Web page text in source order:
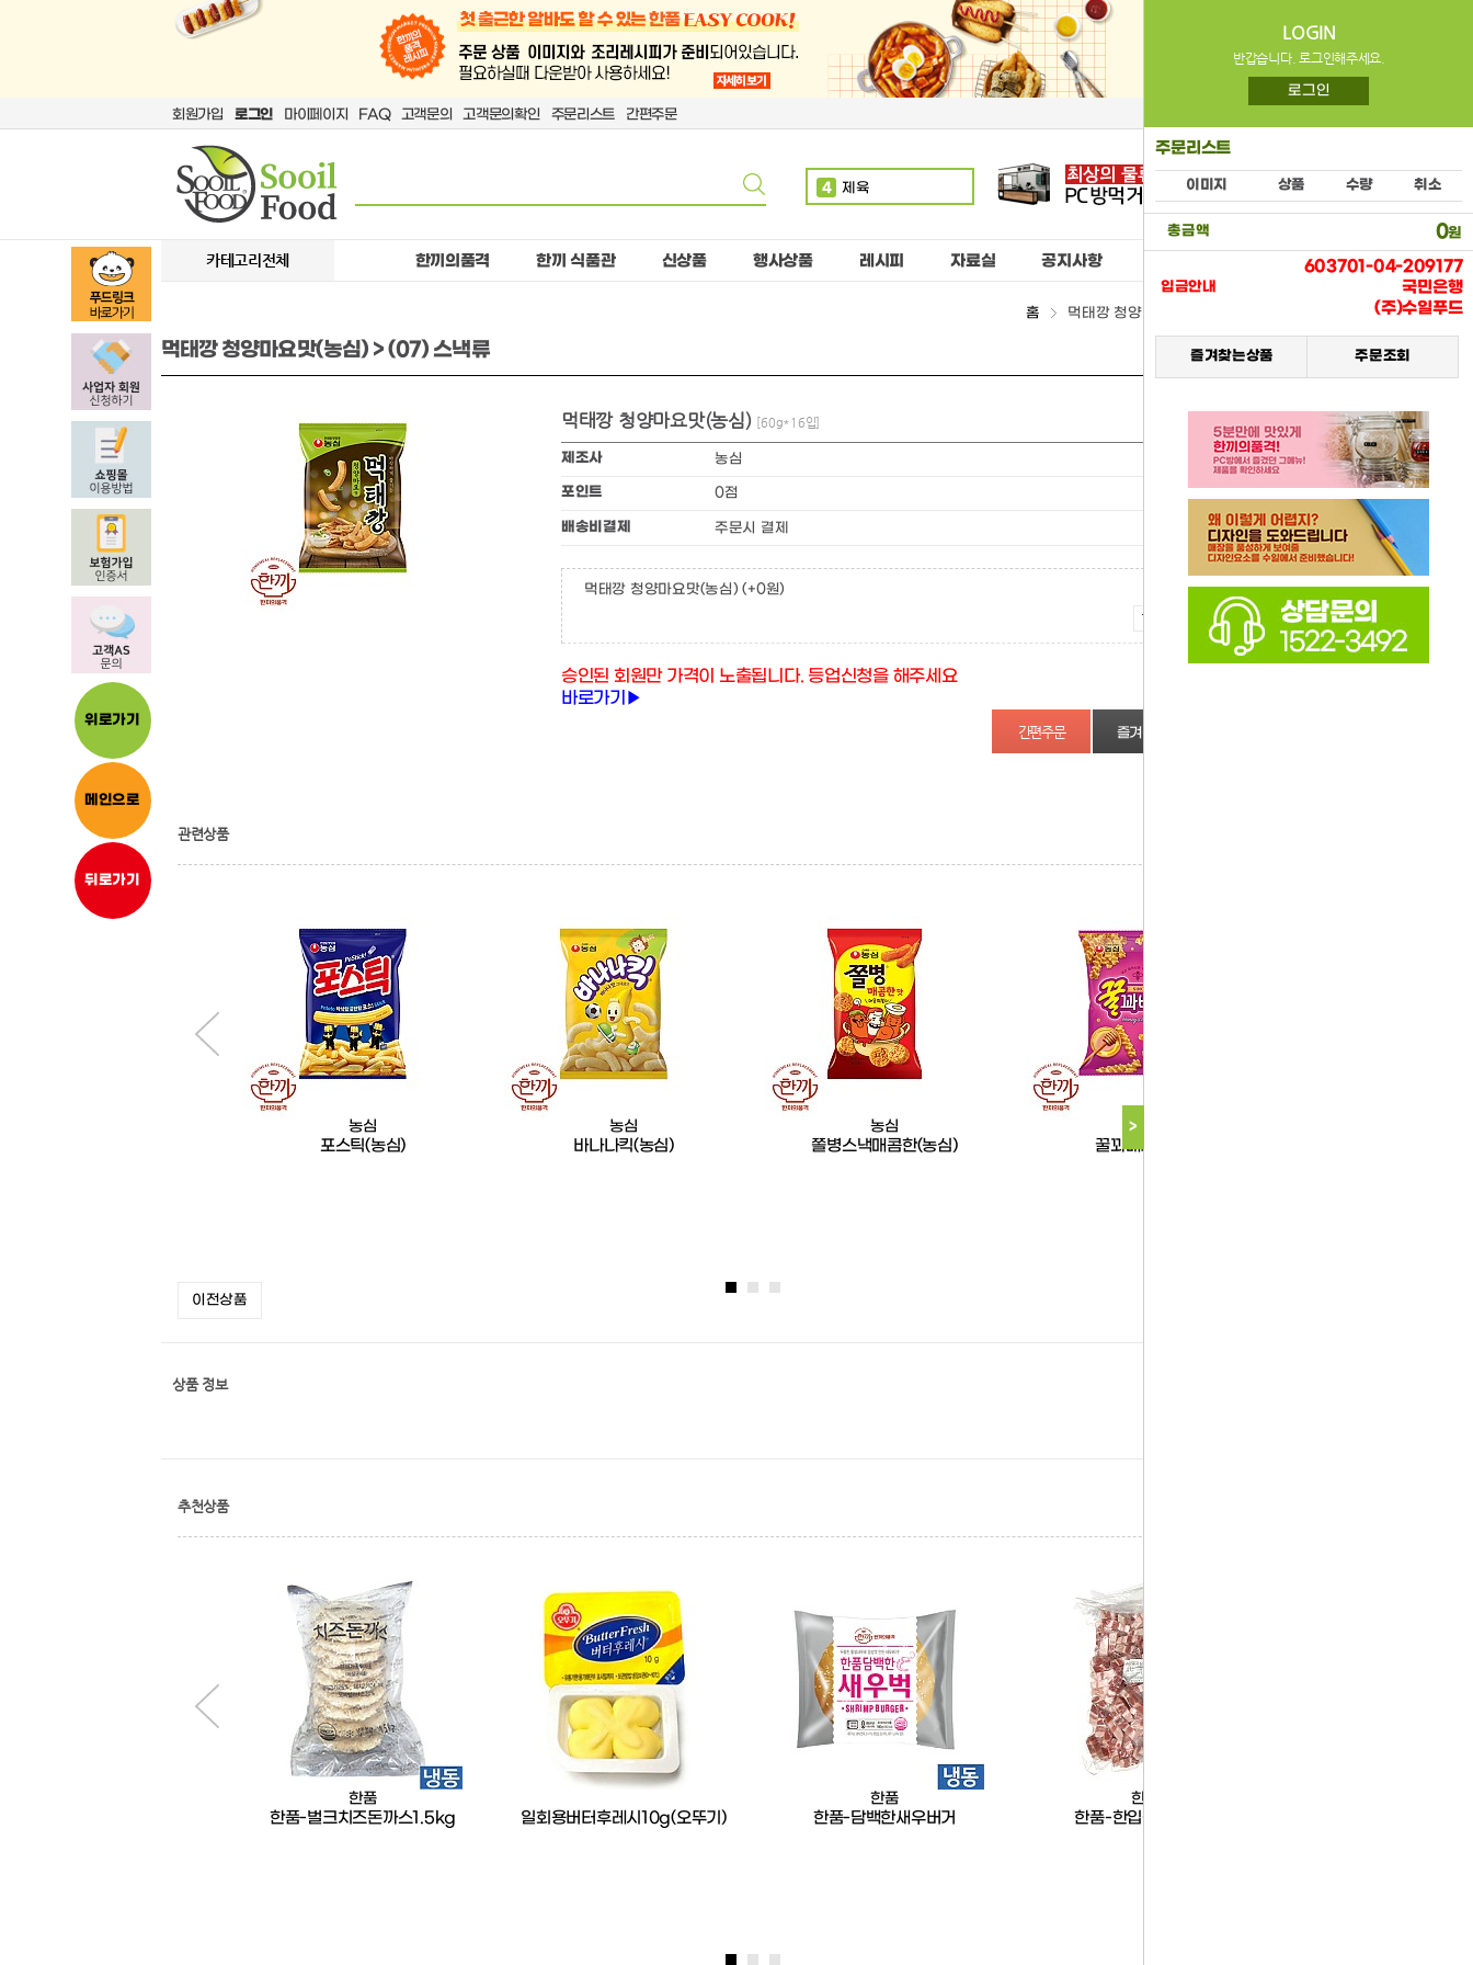
회원가입 로그인 마이페이지 FAQ 고객문의 고객문의확인 주문리스트 간편주문
4 제육
치킨
위로가기
메인으로
뒤로가기
카테고리전체 한끼의품격 한끼 식품관 신상품 행사상품 레시피 자료실 공지사항
홈 먹태깡 청양마요맛(농심) > (07) 스낵류
먹태깡 청양마요맛(농심) > (07) 스낵류
LOGIN
반갑습니다. 로그인해주세요.
로그인
주문리스트
이미지 상품 수량 취소
총금액 0원
입금안내
603701-04-209177
국민은행
(주)수일푸드
즐겨찾는상품 주문조회
>
먹태깡 청양마요맛(농심) [60g*16입]
제조사 농심
포인트 0점
배송비결제 주문시 결제
먹태깡 청양마요맛(농심) (+0원)
증가
감소
승인된 회원만 가격이 노출됩니다. 등업신청을 해주세요
바로가기▶
즐겨찾기
관련상품
농심
포스틱(농심)
농심
바나나킥(농심)
농심
쫄병스낵매콤한(농심)
농심
꿀꽈배기(농심)
이전상품
상품 정보
추천상품
한품
한품-벌크치즈돈까스1.5kg 일회용버터후레시10g(오뚜기)
한품
한품-담백한새우버거
한품
한품-한입삼겹살1kg